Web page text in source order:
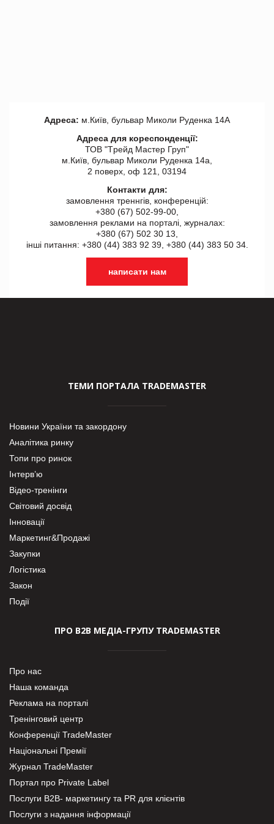
Адреса: м.Київ, бульвар Миколи Руденка 14А
Адреса для кореспонденції:
ТОВ "Tрейд Мастер Груп"
м.Київ, бульвар Миколи Руденка 14а,
2 поверх, оф 121, 03194
Контакти для:
замовлення треннгів, конференцій:
+380 (67) 502-99-00,
замовлення реклами на порталі, журналах:
+380 (67) 502 30 13,
інші питання: +380 (44) 383 92 39, +380 (44) 383 50 34.
написати нам
ТЕМИ ПОРТАЛА TRADEMASTER
Новини України та закордону
Аналітика ринку
Топи про ринок
Інтерв’ю
Відео-тренінги
Світовий досвід
Інновації
Маркетинг&Продажі
Закупки
Логістика
Закон
Події
ПРО В2В МЕДІА-ГРУПУ TRADEMASTER
Про нас
Наша команда
Реклама на порталі
Тренінговий центр
Конференції TradeMaster
Національні Премії
Журнал TradeMaster
Портал про Private Label
Послуги В2В- маркетингу та PR для клієнтів
Послуги з надання інформації